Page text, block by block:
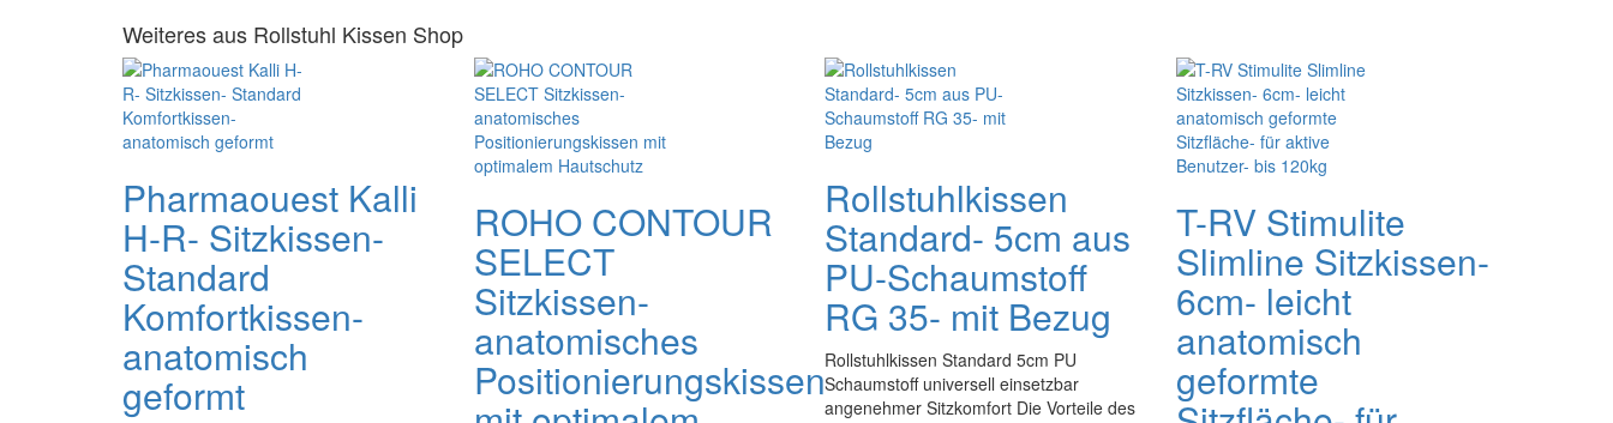
Weiteres aus Rollstuhl Kissen Shop
Pharmaouest Kalli
H-R- Sitzkissen-
Standard
Komfortkissen-
anatomisch
geformt
ROHO CONTOUR
SELECT
Sitzkissen-
anatomisches
Positionierungskissen
Rollstuhlkissen
Standard- 5cm aus
PU-Schaumstoff
RG 35- mit Bezug
Rollstuhlkissen Standard 5cm PU
Schaumstoff universell einsetzbar
angenehmer Sitzkomfort Die Vorteile des
T-RV Stimulite
Slimline Sitzkissen-
6cm- leicht
anatomisch
geformte